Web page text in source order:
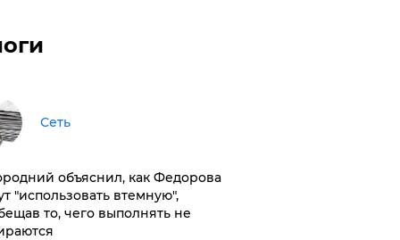
Сеть
объяснил, как Федорова
"использовать втемную",
то, чего выполнять не